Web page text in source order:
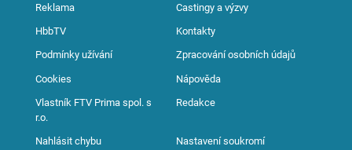
Reklama Castingy a výzvy
HbbTV Kontakty
Podmínky užívání Zpracování osobních údajů
Cookies Nápověda
Vlastník FTV Prima spol. s
r.o.
Redakce
Nahlásit chybu Nastavení soukromí